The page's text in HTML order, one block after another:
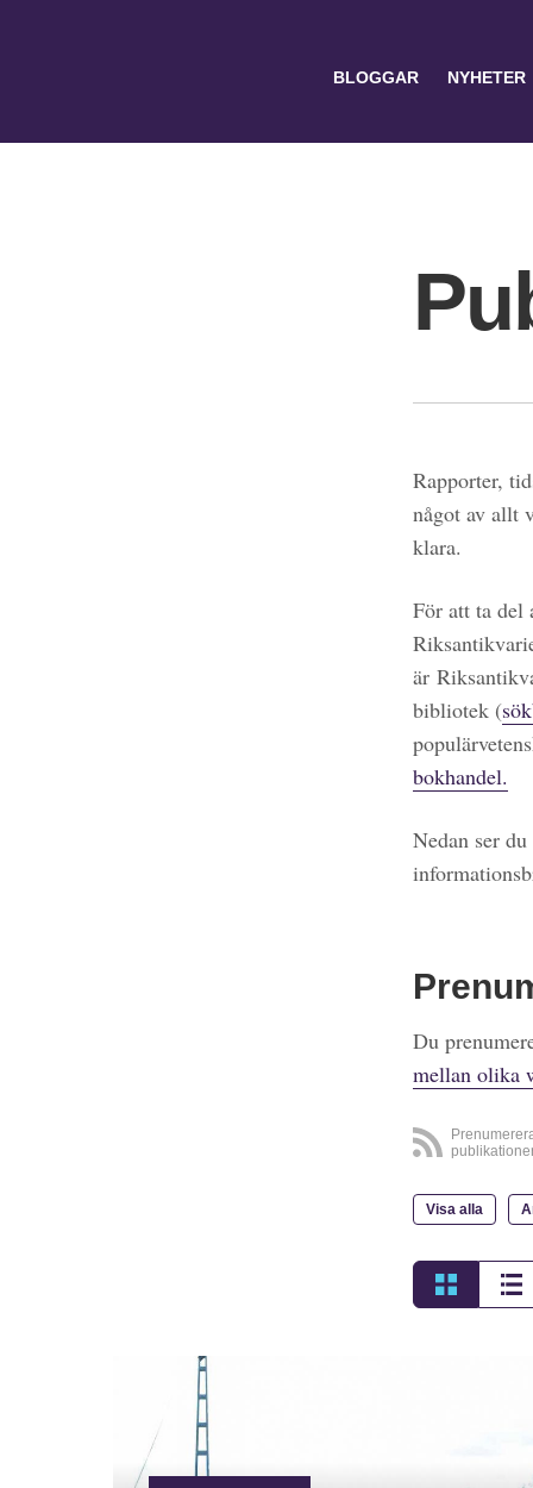
BLOGGAR NYHETER
Rapporter,
något av allt
klara.
För att ta del
är
bibliotek (
bokhandel.
Nedan ser
Du
mellan olika
Visa alla